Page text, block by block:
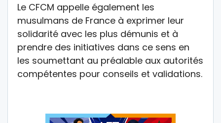
Le CFCM appelle également les
musulmans de France à exprimer leur
solidarité avec les plus démunis et à
prendre des initiatives dans ce sens en
les soumettant au préalable aux autorités
compétentes pour conseils et validations.